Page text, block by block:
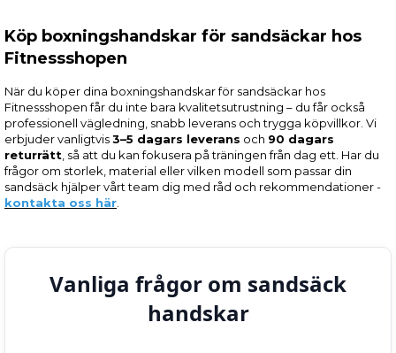
Köp boxningshandskar för sandsäckar hos
Fitnessshopen
När du köper dina boxningshandskar för sandsäckar hos
Fitnessshopen får du inte bara kvalitetsutrustning – du får också
professionell vägledning, snabb leverans och trygga köpvillkor. Vi
erbjuder vanligtvis3–5 dagars leverans och 90 dagars
returrätt , så att du kan fokusera på träningen från dag ett. Har du
frågor om storlek, material eller vilken modell som passar din
sandsäck hjälper vårt team dig med råd och rekommendationer -
kontakta oss här
Vanliga frågor om sandsäck
handskar